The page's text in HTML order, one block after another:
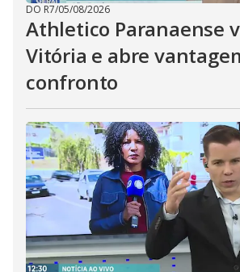
DO R7/05/08/2026
Athletico Paranaense
Vitória e abre
confronto